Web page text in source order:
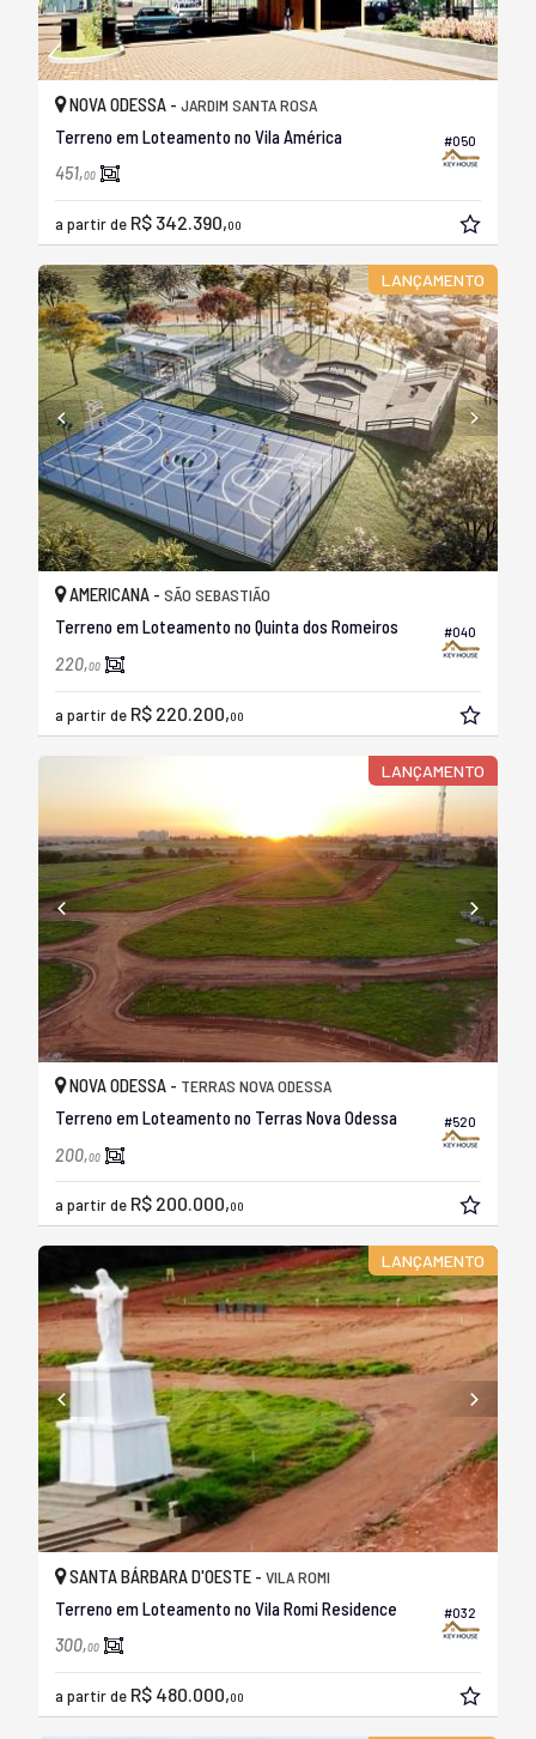
#050
NOVA ODESSA - JARDIM SANTA ROSA
Terreno em Loteamento no Vila América
451,00
a partir de R$ 342.390,00
LANÇAMENTO
#040
AMERICANA - SÃO SEBASTIÃO
Terreno em Loteamento no Quinta dos Romeiros
220,00
a partir de R$ 220.200,00
LANÇAMENTO
#520
NOVA ODESSA - TERRAS NOVA ODESSA
Terreno em Loteamento no Terras Nova Odessa
200,00
a partir de R$ 200.000,00
LANÇAMENTO
#032
SANTA BÁRBARA D'OESTE - VILA ROMI
Terreno em Loteamento no Vila Romi Residence
300,00
a partir de R$ 480.000,00